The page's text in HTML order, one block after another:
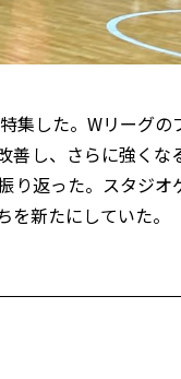
集した。Wリーグの
善し、さらに強くな
り返った。スタジオ
新たにしていた。